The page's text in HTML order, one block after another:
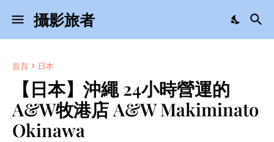
攝影旅者
首頁 日本
【日本】沖繩 24小時營運的
A&W牧港店 A&W Makiminato
Okinawa